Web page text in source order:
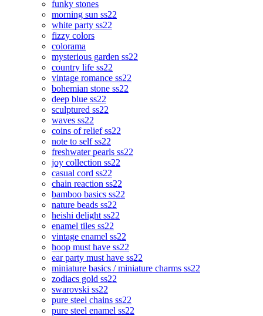
funky stones
morning sun ss22
white party ss22
fizzy colors
colorama
mysterious garden ss22
country life ss22
vintage romance ss22
bohemian stone ss22
deep blue ss22
sculptured ss22
waves ss22
coins of relief ss22
note to self ss22
freshwater pearls ss22
joy collection ss22
casual cord ss22
chain reaction ss22
bamboo basics ss22
nature beads ss22
heishi delight ss22
enamel tiles ss22
vintage enamel ss22
hoop must have ss22
ear party must have ss22
miniature basics / miniature charms ss22
zodiacs gold ss22
swarovski ss22
pure steel chains ss22
pure steel enamel ss22